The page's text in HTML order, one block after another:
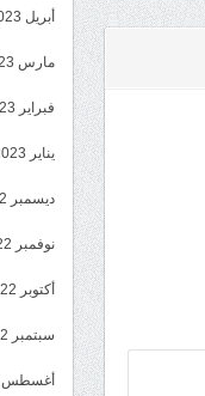
أبريل 2023
مارس 2023
فبراير 2023
يناير 2023
ديسمبر 2022
نوفمبر 2022
أكتوبر 2022
سبتمبر 2022
أغسطس 2022